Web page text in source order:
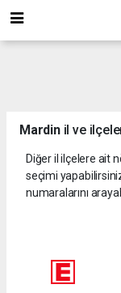
Mardinil ve
Diğer il ilçelere ait
seçimi
numaralarını